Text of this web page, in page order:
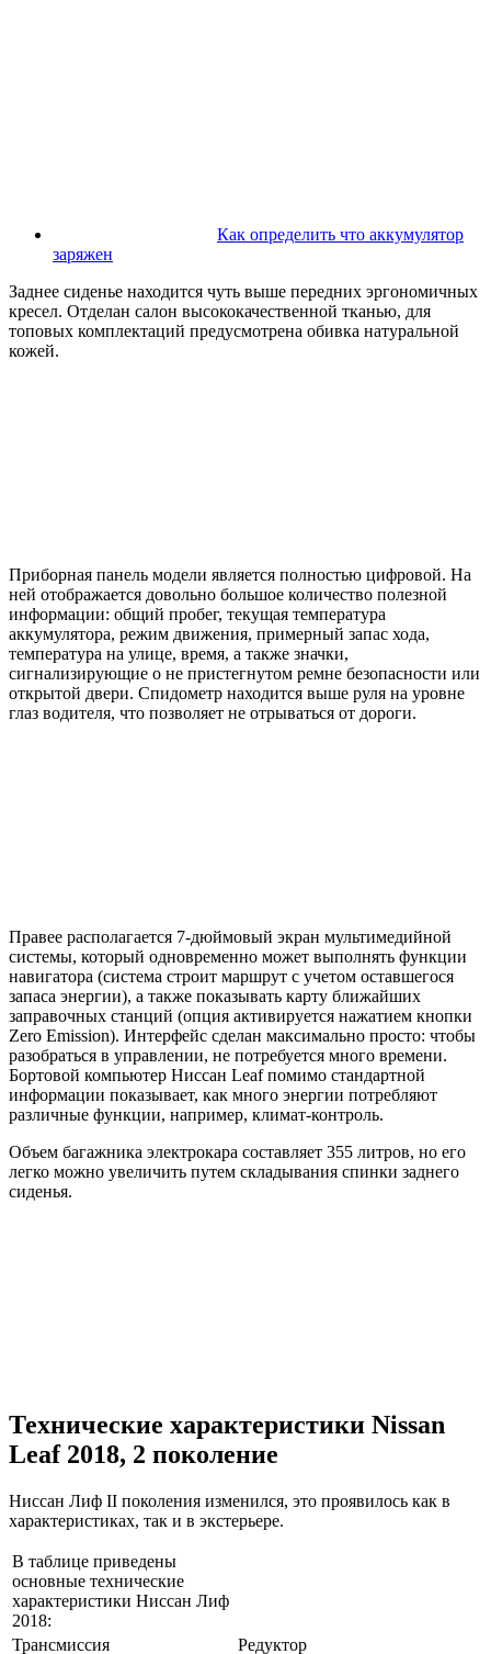
Как определить что аккумулятор
заряжен
Заднее сиденье находится чуть выше передних эргономичных
кресел. Отделан салон высококачественной тканью, для
топовых комплектаций предусмотрена обивка натуральной
кожей.
Приборная панель модели является полностью цифровой. На
ней отображается довольно большое количество полезной
информации: общий пробег, текущая температура
аккумулятора, режим движения, примерный запас хода,
температура на улице, время, а также значки,
сигнализирующие о не пристегнутом ремне безопасности или
открытой двери. Спидометр находится выше руля на уровне
глаз водителя, что позволяет не отрываться от дороги.
Правее располагается 7-дюймовый экран мультимедийной
системы, который одновременно может выполнять функции
навигатора (система строит маршрут с учетом оставшегося
запаса энергии), а также показывать карту ближайших
заправочных станций (опция активируется нажатием кнопки
Zero Emission). Интерфейс сделан максимально просто: чтобы
разобраться в управлении, не потребуется много времени.
Бортовой компьютер Ниссан Leaf помимо стандартной
информации показывает, как много энергии потребляют
различные функции, например, климат-контроль.
Объем багажника электрокара составляет 355 литров, но его
легко можно увеличить путем складывания спинки заднего
сиденья.
Технические характеристики Nissan
Leaf 2018, 2 поколение
Ниссан Лиф II поколения изменился, это проявилось как в
характеристиках, так и в экстерьере.
В таблице приведены
основные технические
характеристики Ниссан Лиф
2018:
Трансмиссия
Редуктор